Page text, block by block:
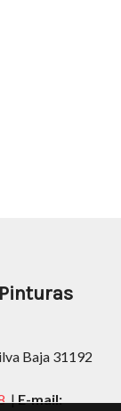
Baja 31192
|E-mail: